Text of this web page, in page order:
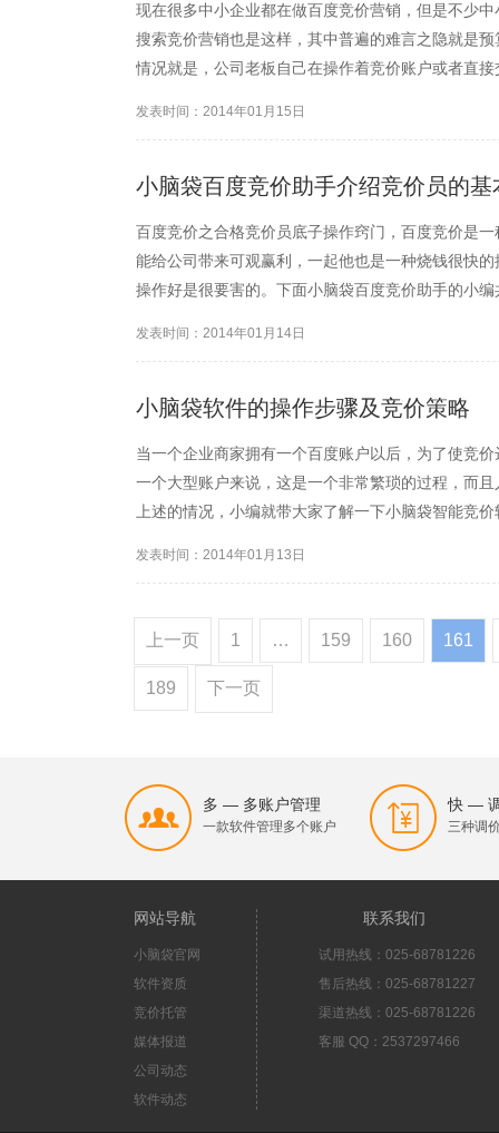
现在很多中小企业都在做百度竞价营销，但是不少
搜索竞价营销也是这样，其中普遍的难言之隐就是
情况就是，公司老板自己在操作着竞价账户或者直
发表时间：2014年01月15日
小脑袋百度竞价助手介绍竞价员的基
百度竞价之合格竞价员底子操作窍门，百度竞价是
能给公司带来可观赢利，一起他也是一种烧钱很快
操作好是很要害的。下面小脑袋百度竞价助手的小
发表时间：2014年01月14日
小脑袋软件的操作步骤及竞价策略
当一个企业商家拥有一个百度账户以后，为了使竞
一个大型账户来说，这是一个非常繁琐的过程，而
上述的情况，小编就带大家了解一下小脑袋智能竞
发表时间：2014年01月13日
上一页 1 … 159 160 161
189 下一页
多 — 多账户管理
一款软件管理多个账户
快 —
三种调
网站导航
小脑袋官网
软件资质
竞价托管
媒体报道
公司动态
软件动态
联系我们
试用热线：025-68781226
售后热线：025-68781227
渠道热线：025-68781226
客服 QQ：2537297466